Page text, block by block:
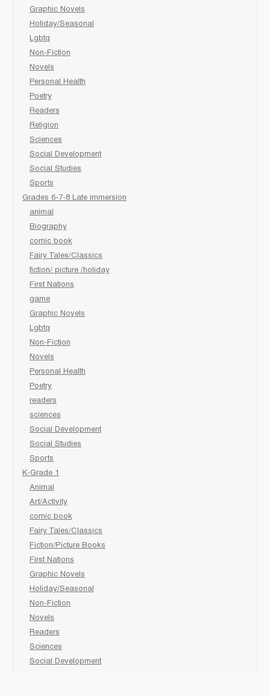
Graphic Novels
Holiday/Seasonal
Lgbtq
Non-Fiction
Novels
Personal Health
Poetry
Readers
Religion
Sciences
Social Development
Social Studies
Sports
Grades 6-7-8 Late immersion
animal
Biography
comic book
Fairy Tales/Classics
fiction/ picture /holiday
First Nations
game
Graphic Novels
Lgbtq
Non-Fiction
Novels
Personal Health
Poetry
readers
sciences
Social Development
Social Studies
Sports
K-Grade 1
Animal
Art/Activity
comic book
Fairy Tales/Classics
Fiction/Picture Books
First Nations
Graphic Novels
Holiday/Seasonal
Non-Fiction
Novels
Readers
Sciences
Social Development